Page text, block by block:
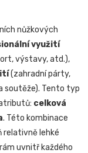
nůžkových
využití
výstavy, atd.),
(zahradní párty,
soutěže). Tento typ
celková
. Této kombinace
relativně lehké
uvnitř každého